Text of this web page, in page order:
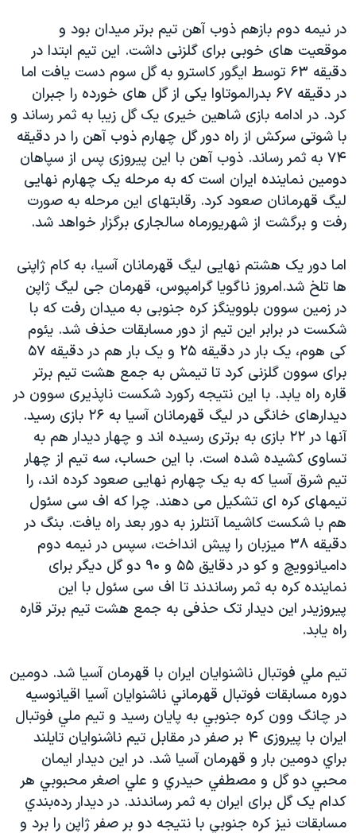
سفر پرزیدنت ترامپ به چین
در نیمه دوم بازهم ذوب آهن تیم برتر میدان بود و
موقعیت های خوبی برای گلزنی داشت. این تیم ابتدا در
دقیقه ۶۳ توسط ایگور کاسترو به گل سوم دست یافت اما
در دقیقه ۶۷ بدرالموتاوا یکی از گل های خورده را جبران
کرد. در ادامه بازی شاهین خیری یک گل زیبا به ثمر رساند و
با شوتی سرکش از راه دور گل چهارم ذوب آهن را در دقیقه
۷۴ به ثمر رساند. ذوب آهن با این پیروزی پس از سپاهان
دومین نماینده ایران است که به مرحله یک چهارم نهایی
لیگ قهرمانان صعود کرد. رقابتهای این مرحله به صورت
رفت و برگشت از شهریورماه سالجاری برگزار خواهد شد.
اما دور یک هشتم نهایی لیگ قهرمانان آسیا، به کام ژاپنی
ها تلخ شد.امروز ناگویا گرامپوس، قهرمان جی لیگ ژاپن
در زمین سوون بلووینگز کره جنوبی به میدان رفت که با
شکست در برابر این تیم از دور مسابقات حذف شد. یئوم
کی هوم، یک بار در دقیقه ۲۵ و یک بار هم در دقیقه ۵۷
برای سوون گلزنی کرد تا تیمش به جمع هشت تیم برتر
قاره راه یابد. با این نتیجه رکورد شکست ناپذیری سوون در
دیدارهای خانگی در لیگ قهرمانان آسیا به ۲۶ بازی رسید.
آنها در ۲۲ بازی به برتری رسیده اند و چهار دیدار هم به
تساوی کشیده شده است. با این حساب، سه تیم از چهار
تیم شرق آسیا که به یک چهارم نهایی صعود کرده اند، را
تیمهای کره ای تشکیل می دهند. چرا که اف سی سئول
هم با شکست کاشیما آنتلرز به دور بعد راه یافت. بنگ در
دقیقه ۳۸ میزبان را پیش انداخت، سپس در نیمه دوم
دامیانوویچ و کو در دقایق ۵۵ و ۹۰ دو گل دیگر برای
نماینده کره به ثمر رساندند تا اف سی سئول با این
پیروزیدر این دیدار تک حذفی به جمع هشت تیم برتر قاره
راه یابد.
تيم ملي فوتبال ناشنوايان ايران با قهرمان آسيا شد. دومين
دوره مسابقات فوتبال قهرماني ناشنوايان آسيا اقيانوسيه
در چانگ وون كره جنوبي به پايان رسيد و تيم ملي فوتبال
ايران با پیروزی ۴ بر صفر در مقابل تیم ناشنوایان تایلند
براي دومين بار و قهرمان آسيا شد. در این دیدار ايمان
محبي دو گل و مصطفي حيدري و علي اصغر محبوبي هر
کدام یک گل برای ايران به ثمر رساندند. در ديدار رده‌بندي
مسابقات نيز کره جنوبي با نتيجه دو بر صفر ژاپن را برد و